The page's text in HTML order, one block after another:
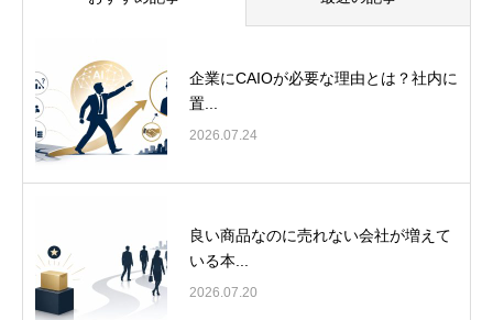
企業にCAIOが必要な理由とは？社内に
置...
2026.07.24
良い商品なのに売れない会社が増えて
いる本...
2026.07.20